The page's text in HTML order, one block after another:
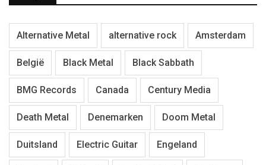
Alternative Metal alternative rock Amsterdam
België Black Metal Black Sabbath
BMG Records Canada Century Media
Death Metal Denemarken Doom Metal
Duitsland Electric Guitar Engeland